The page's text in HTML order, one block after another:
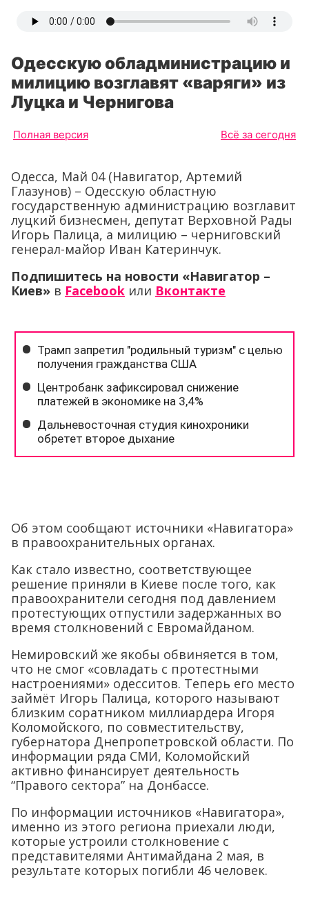
Одесскую обладминистрацию и
милицию возглавят «варяги» из
Луцка и Чернигова
Полная версия Всё за сегодня
Одесса, Май 04 (Навигатор, Артемий
Глазунов) – Одесскую областную
государственную администрацию возглавит
луцкий бизнесмен, депутат Верховной Рады
Игорь Палица, а милицию – черниговский
генерал-майор Иван Катеринчук.
Подпишитесь на новости «Навигатор –
Киев» в Facebook или Вконтакте
Об этом сообщают источники «Навигатора»
в правоохранительных органах.
Как стало известно, соответствующее
решение приняли в Киеве после того, как
правоохранители сегодня под давлением
протестующих отпустили задержанных во
время столкновений с Евромайданом.
Немировский же якобы обвиняется в том,
что не смог «совладать с протестными
настроениями» одесситов. Теперь его место
займёт Игорь Палица, которого называют
близким соратником миллиардера Игоря
Коломойского, по совместительству,
губернатора Днепропетровской области. По
информации ряда СМИ, Коломойский
активно финансирует деятельность
“Правого сектора” на Донбассе.
По информации источников «Навигатора»,
именно из этого региона приехали люди,
которые устроили столкновение с
представителями Антимайдана 2 мая, в
результате которых погибли 46 человек.